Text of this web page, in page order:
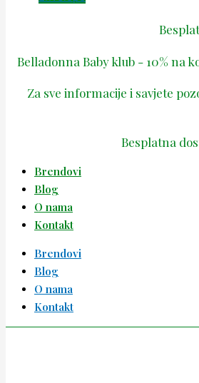
Belladonna Baby klub - 10% na
Za sve informacije i savjete
Besplatna
Brendovi
Blog
O nama
Kontakt
Brendovi
Blog
O nama
Kontakt